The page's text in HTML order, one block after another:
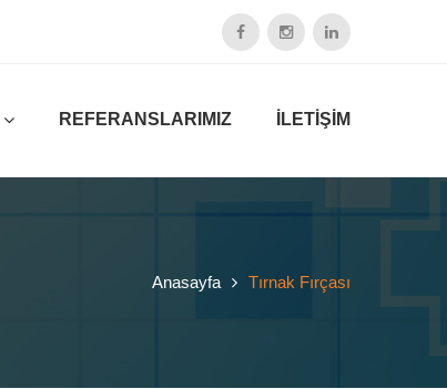
REFERANSLARIMIZ İLETİŞİM
Anasayfa Tırnak Fırçası